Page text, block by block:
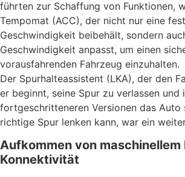
führten zur Schaffung von Funktionen,
Tempomat (ACC), der nicht nur eine
Geschwindigkeit beibehält, sondern
Geschwindigkeit anpasst, um einen
vorausfahrenden Fahrzeug einzuhalten.
Der Spurhalteassistent (LKA), der den
er beginnt, seine Spur zu verlassen und
fortgeschritteneren Versionen das
richtige Spur lenken kann, war ein
Aufkommen von maschinellem
Konnektivität